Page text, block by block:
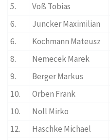
5.
Voß Tobias
6.
Juncker Maximilian
6.
Kochmann Mateusz
8.
Nemecek Marek
9.
Berger Markus
10.
Orben Frank
10.
Noll Mirko
12.
Haschke Michael